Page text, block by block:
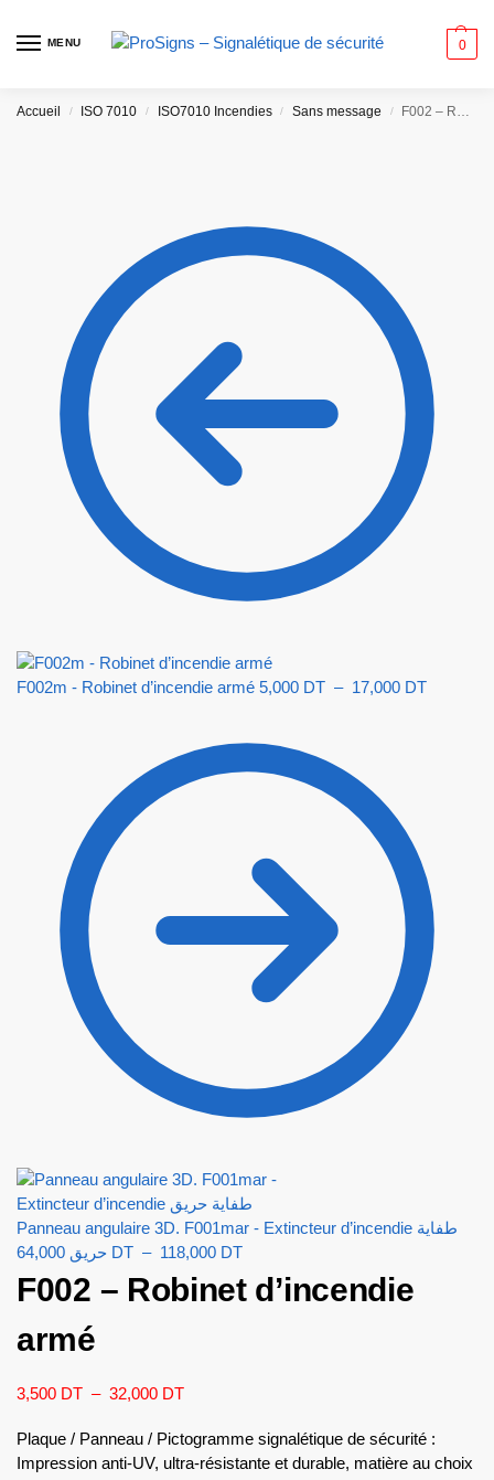
MENU 0
Accueil / ISO 7010 / ISO7010 Incendies / Sans message / F002 – Robinet d’incendie armé
F002m - Robinet d’incendie armé 5,000 DT – 17,000 DT
Panneau angulaire 3D. F001mar - Extincteur d’incendie طفاية
حريق DT – 118,000 DT
F002 – Robinet d’incendie
armé
3,500 DT – 32,000 DT
Plaque / Panneau / Pictogramme signalétique de sécurité :
Impression anti-UV, ultra-résistante et durable, matière au choix